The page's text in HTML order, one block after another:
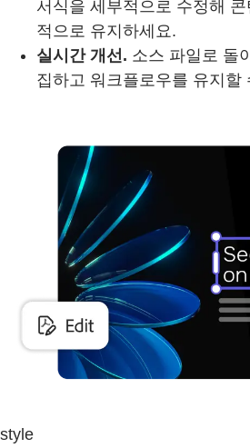
서식을 세부적으로 수정해
적으로 유지하세요.
실시간 개선. 소스 파일로 돌
집하고 워크플로우를 유지할
style